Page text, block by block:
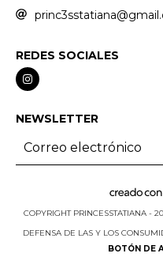
REDES SOCIALES
NEWSLETTER
COPYRIGHT PRINCESSTATIANA -
DEFENSA DE LAS Y LOS
BOTÓN DE